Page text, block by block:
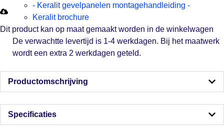
- Keralit gevelpanelen montagehandleiding -
Keralit brochure
Dit product kan op maat gemaakt worden in de winkelwagen
De verwachtte levertijd is 1-4 werkdagen. Bij het maatwerk
wordt een extra 2 werkdagen geteld.
Productomschrijving
Specificaties